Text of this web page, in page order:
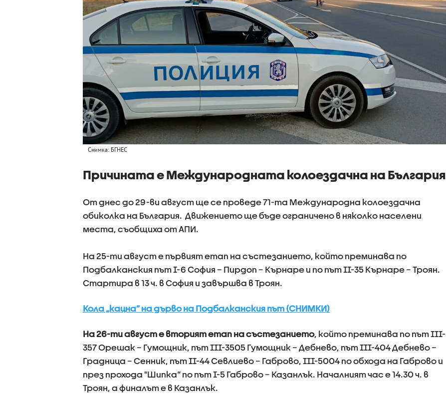
Снимка: БГНЕС
Причината е Международната колоездачна на България
От днес до 29-ви август ще се проведе 71-та Международна колоездачна
обиколка на България. Движението ще бъде ограничено в няколко населени
места, съобщиха от АПИ.
На 25-ти август е първият етап на състезанието, който преминава по
Подбалканския път I-6 София – Пирдоп – Кърнаре и по път II-35 Кърнаре – Троян.
Стартира в 13 ч. в София и завършва в Троян.
Кола „кацна” на дърво на Подбалканския път (СНИМКИ)
На 26-ти август е вторият етап на състезанието, който преминава по път III-
357 Орешак – Гумощник, път III-3505 Гумощник – Дебнево, път III-404 Дебнево –
Градница – Сенник, път II-44 Севлиево – Габрово, III-5004 по обхода на Габрово и
през прохода "Шипка“ по път I-5 Габрово – Казанлък. Началният час е 14.30 ч. в
Троян, а финалът е в Казанлък.